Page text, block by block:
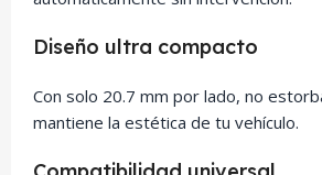
Diseño ultra compacto
Con solo 20.7 mm por lado, no
mantiene la estética de tu vehículo.